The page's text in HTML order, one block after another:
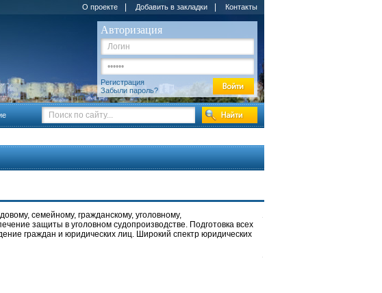
О проекте Добавить в закладки Контакты
Авторизация
Регистрация
Забыли пароль?
семейному, гражданскому, уголовному,
защиты в уголовном судопроизводстве. Подготовка всех
граждан и юридических лиц. Широкий спектр юридических